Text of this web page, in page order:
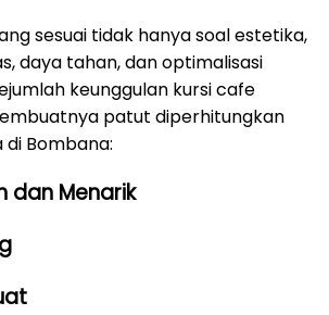
sesuai tidak hanya soal estetika,
daya tahan, dan optimalisasi
keunggulan kursi cafe
patut diperhitungkan
di Bombana:
dan Menarik